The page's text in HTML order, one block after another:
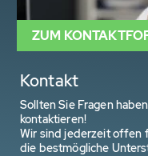
Kontakt
Sollten Sie Fragen
kontaktieren!
Wir sind jederzeit offen
die bestmögliche
ZUM